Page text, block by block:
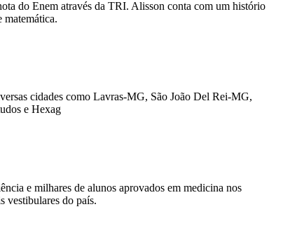
do Enem através da TRI. Alisson conta com um histório
matemática.
cidades como Lavras-MG, São João Del Rei-MG,
e Hexag
e milhares de alunos aprovados em medicina nos
vestibulares do país.